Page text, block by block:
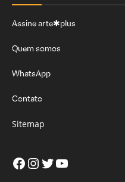
Assine arte✱plus
Quem somos
WhatsApp
Contato
Sitemap
Facebook
Instagram
Twitter
Youtube